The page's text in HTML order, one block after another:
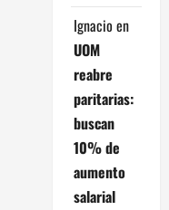
Ignacio en
UOM
reabre
paritarias:
buscan
10% de
aumento
salarial